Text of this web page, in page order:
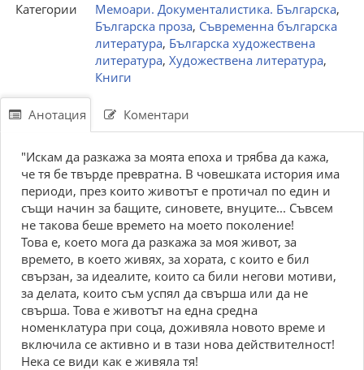
Категории
Мемоари. Документалистика. Българска,
Българска проза, Съвременна българска
литература, Българска художествена
литература, Художествена литература,
Книги
Анотация Коментари
"Искам да разкажа за моята епоха и трябва да кажа,
че тя бе твърде превратна. В човешката история има
периоди, през които животът е протичал по един и
същи начин за бащите, синовете, внуците... Съвсем
не такова беше времето на моето поколение!
Това е, което мога да разкажа за моя живот, за
времето, в което живях, за хората, с които е бил
свързан, за идеалите, които са били негови мотиви,
за делата, които съм успял да свърша или да не
свърша. Това е животът на една средна
номенклатура при соца, доживяла новото време и
включила се активно и в тази нова действителност!
Нека се види как е живяла тя!